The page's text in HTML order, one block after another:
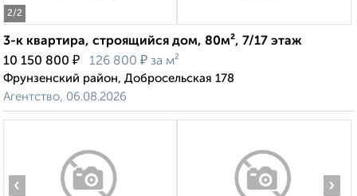
2/2
3-к квартира, строящийся дом, 80м², 7/17 этаж
10 150 800 ₽ 126 800 ₽ за м²
Фрунзенский район, Добросельская 178
Агентство, 06.08.2026
‹ ›